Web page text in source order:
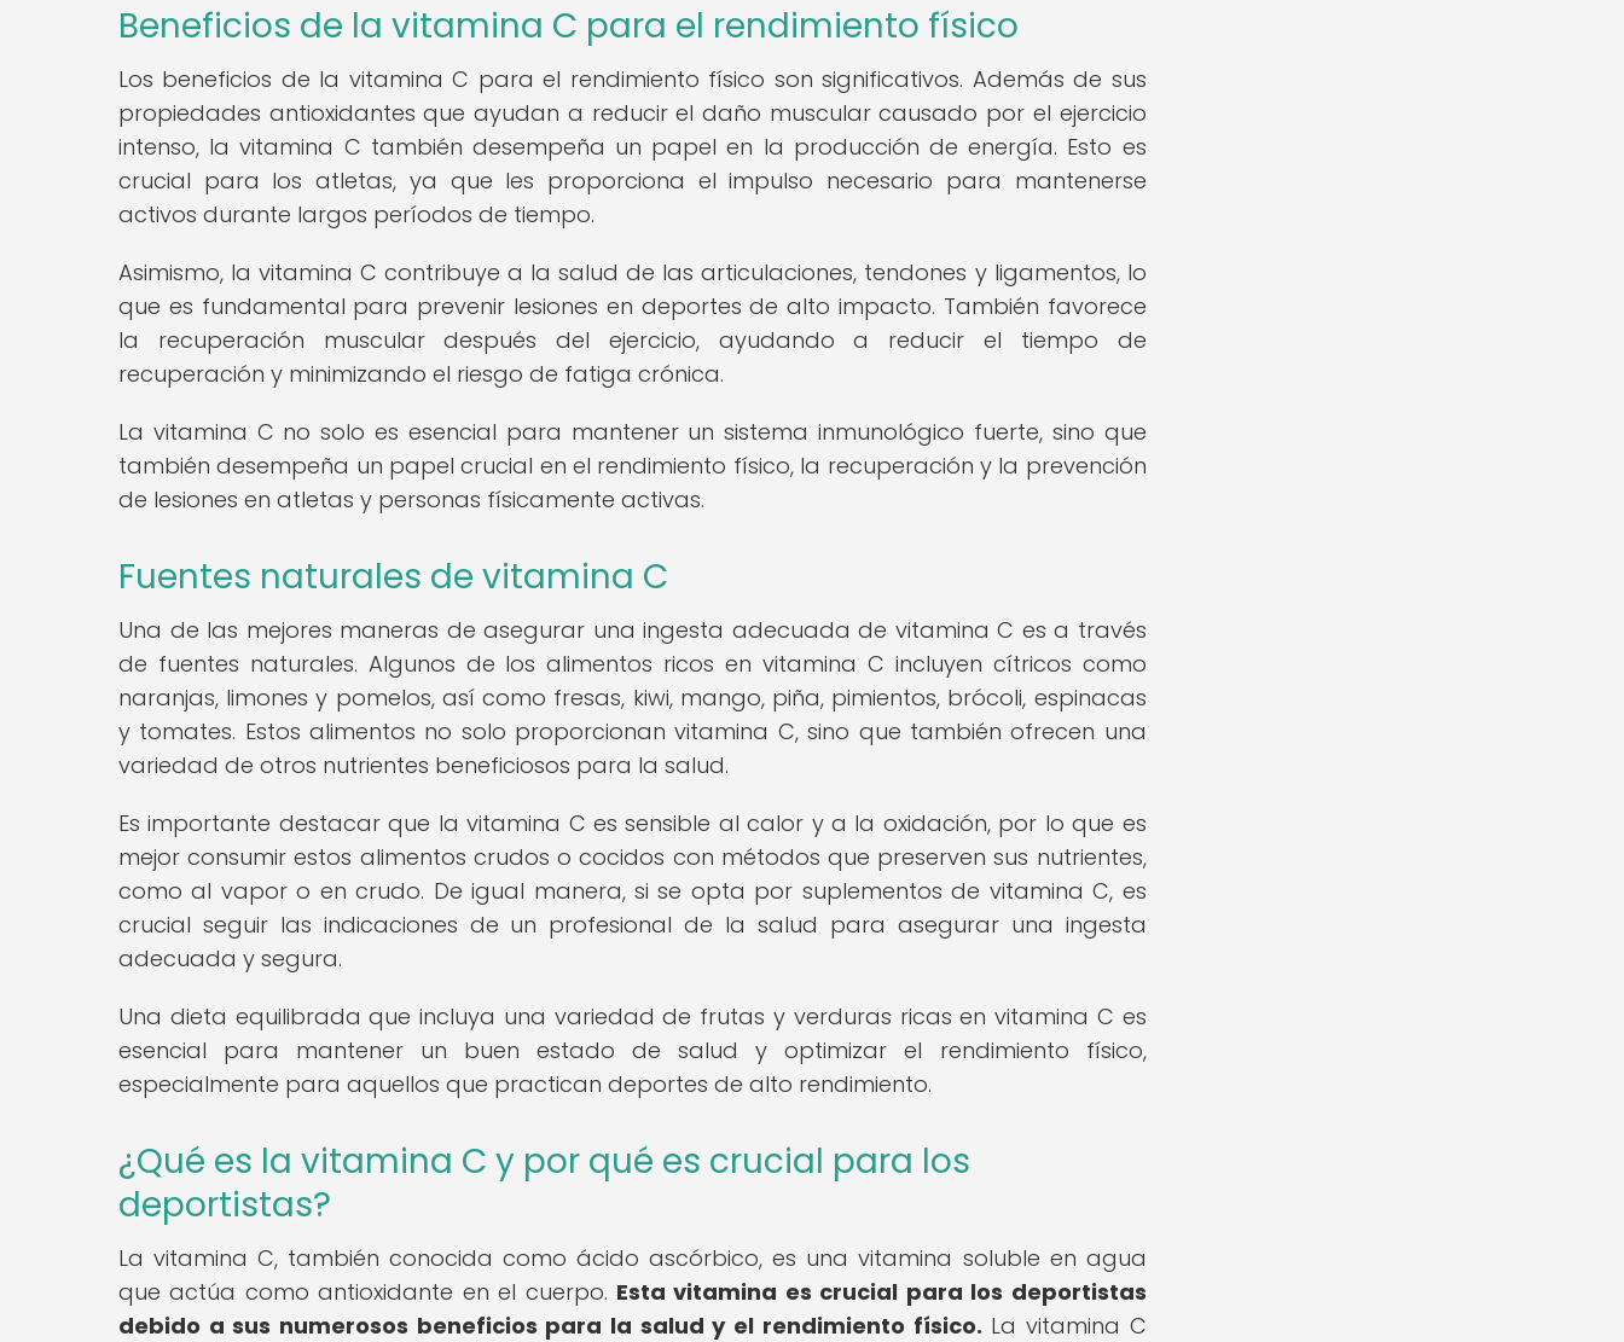
Beneficios de la vitamina C para el rendimiento físico
Los beneficios de la vitamina C para el rendimiento físico son significativos. Además de sus
propiedades antioxidantes que ayudan a reducir el daño muscular causado por el ejercicio
intenso, la vitamina C también desempeña un papel en la producción de energía. Esto es
crucial para los atletas, ya que les proporciona el impulso necesario para mantenerse
activos durante largos períodos de tiempo.
Asimismo, la vitamina C contribuye a la salud de las articulaciones, tendones y ligamentos, lo
que es fundamental para prevenir lesiones en deportes de alto impacto. También favorece
la recuperación muscular después del ejercicio, ayudando a reducir el tiempo de
recuperación y minimizando el riesgo de fatiga crónica.
La vitamina C no solo es esencial para mantener un sistema inmunológico fuerte, sino que
también desempeña un papel crucial en el rendimiento físico, la recuperación y la prevención
de lesiones en atletas y personas físicamente activas.
Fuentes naturales de vitamina C
Una de las mejores maneras de asegurar una ingesta adecuada de vitamina C es a través
de fuentes naturales. Algunos de los alimentos ricos en vitamina C incluyen cítricos como
naranjas, limones y pomelos, así como fresas, kiwi, mango, piña, pimientos, brócoli, espinacas
y tomates. Estos alimentos no solo proporcionan vitamina C, sino que también ofrecen una
variedad de otros nutrientes beneficiosos para la salud.
Es importante destacar que la vitamina C es sensible al calor y a la oxidación, por lo que es
mejor consumir estos alimentos crudos o cocidos con métodos que preserven sus nutrientes,
como al vapor o en crudo. De igual manera, si se opta por suplementos de vitamina C, es
crucial seguir las indicaciones de un profesional de la salud para asegurar una ingesta
adecuada y segura.
Una dieta equilibrada que incluya una variedad de frutas y verduras ricas en vitamina C es
esencial para mantener un buen estado de salud y optimizar el rendimiento físico,
especialmente para aquellos que practican deportes de alto rendimiento.
¿Qué es la vitamina C y por qué es crucial para los
deportistas?
La vitamina C, también conocida como ácido ascórbico, es una vitamina soluble en agua
que actúa como antioxidante en el cuerpo. Esta vitamina es crucial para los deportistas
debido a sus numerosos beneficios para la salud y el rendimiento físico. La vitamina C